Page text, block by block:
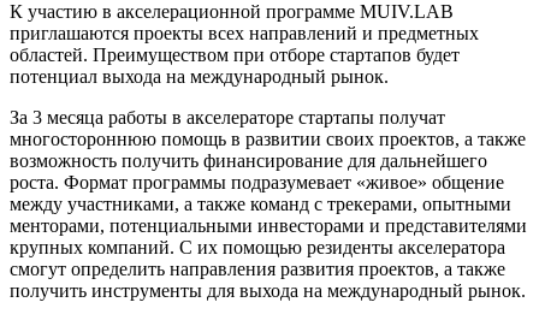
К участию в акселерационной программе MUIV.LAB
приглашаются проекты всех направлений и предметных
областей. Преимуществом при отборе стартапов будет
потенциал выхода на международный рынок.
За 3 месяца работы в акселераторе стартапы получат
многостороннюю помощь в развитии своих проектов, а также
возможность получить финансирование для дальнейшего
роста. Формат программы подразумевает «живое» общение
между участниками, а также команд с трекерами, опытными
менторами, потенциальными инвесторами и представителями
крупных компаний. С их помощью резиденты акселератора
смогут определить направления развития проектов, а также
получить инструменты для выхода на международный рынок.